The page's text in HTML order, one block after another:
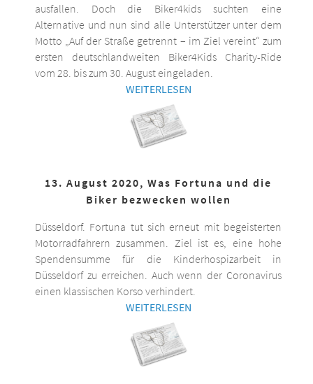
ausfallen. Doch die Biker4kids suchten eine
Alternative und nun sind alle Unterstützer unter dem
Motto „Auf der Straße getrennt – im Ziel vereint“ zum
ersten deutschlandweiten Biker4Kids Charity-Ride
vom 28. bis zum 30. August eingeladen.
WEITERLESEN
13. August 2020, Was Fortuna und die
Biker bezwecken wollen
Düsseldorf. Fortuna tut sich erneut mit begeisterten
Motorradfahrern zusammen. Ziel ist es, eine hohe
Spendensumme für die Kinderhospizarbeit in
Düsseldorf zu erreichen. Auch wenn der Coronavirus
einen klassischen Korso verhindert.
WEITERLESEN